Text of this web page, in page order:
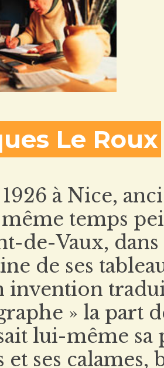
Le Roux
à Nice,
même temps
de-Vaux,
de ses
invention
» la part
lui-même sa
et ses